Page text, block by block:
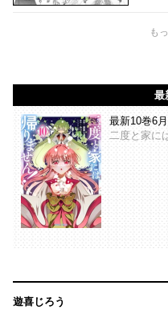
も
最
最新10巻6
二度と家に
遊喜じろう